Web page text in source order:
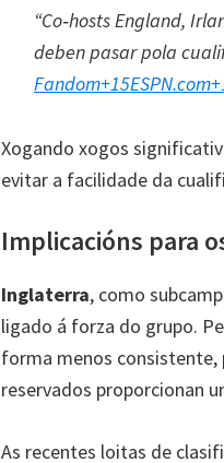
“Co‑hosts England,
deben pasar pola
Fandom+15ESPN.com
Xogando xogos
evitar a facilidade da
Implicacións para
Inglaterra, como
ligado á forza do grupo.
forma menos consistente,
reservados proporcionan
As recentes loitas de